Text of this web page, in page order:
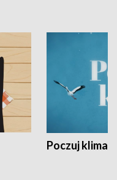
Poczuj klimat